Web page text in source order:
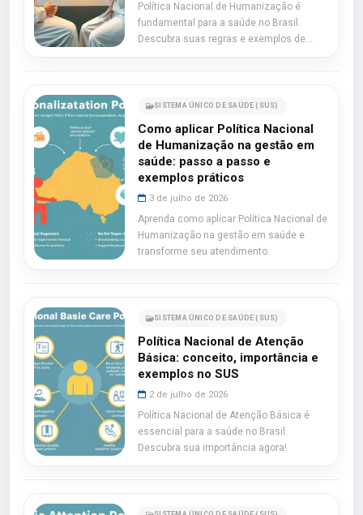
Política Nacional de Humanização é
fundamental para a saúde no Brasil.
Descubra suas regras e exemplos de
SISTEMA ÚNICO DE SAÚDE (SUS)
Como aplicar Política Nacional
de Humanização na gestão em
saúde: passo a passo e
exemplos práticos
3 de julho de 2026
Aprenda como aplicar Política Nacional de
Humanização na gestão em saúde e
transforme seu atendimento.
SISTEMA ÚNICO DE SAÚDE (SUS)
Política Nacional de Atenção
Básica: conceito, importância e
exemplos no SUS
2 de julho de 2026
Política Nacional de Atenção Básica é
essencial para a saúde no Brasil.
Descubra sua importância agora!